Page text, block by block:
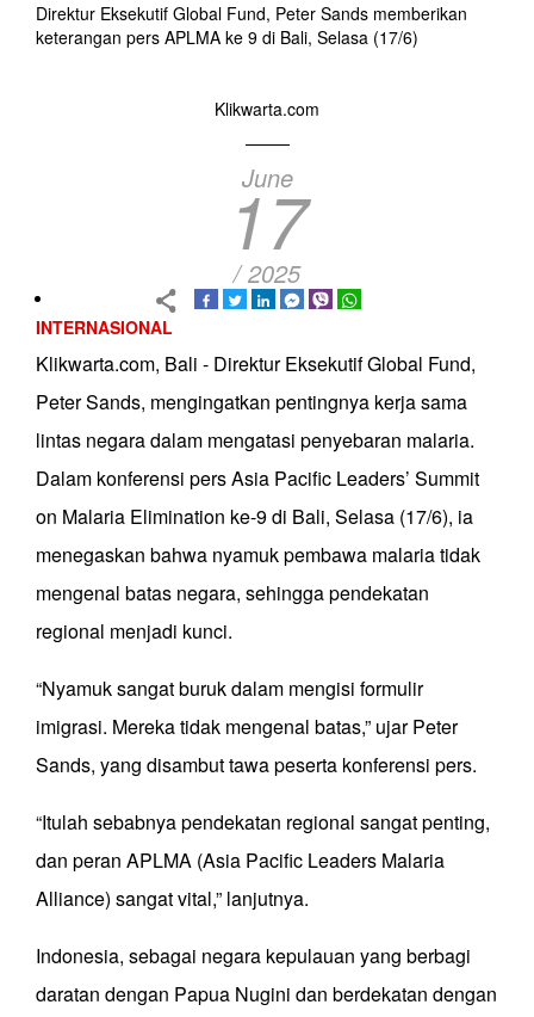
Direktur Eksekutif Global Fund, Peter Sands memberikan
keterangan pers APLMA ke 9 di Bali, Selasa (17/6)
Klikwarta.com
June
17
/ 2025
INTERNASIONAL
Klikwarta.com, Bali - Direktur Eksekutif Global Fund,
Peter Sands, mengingatkan pentingnya kerja sama
lintas negara dalam mengatasi penyebaran malaria.
Dalam konferensi pers Asia Pacific Leaders’ Summit
on Malaria Elimination ke-9 di Bali, Selasa (17/6), ia
menegaskan bahwa nyamuk pembawa malaria tidak
mengenal batas negara, sehingga pendekatan
regional menjadi kunci.
“Nyamuk sangat buruk dalam mengisi formulir
imigrasi. Mereka tidak mengenal batas,” ujar Peter
Sands, yang disambut tawa peserta konferensi pers.
“Itulah sebabnya pendekatan regional sangat penting,
dan peran APLMA (Asia Pacific Leaders Malaria
Alliance) sangat vital,” lanjutnya.
Indonesia, sebagai negara kepulauan yang berbagi
daratan dengan Papua Nugini dan berdekatan dengan